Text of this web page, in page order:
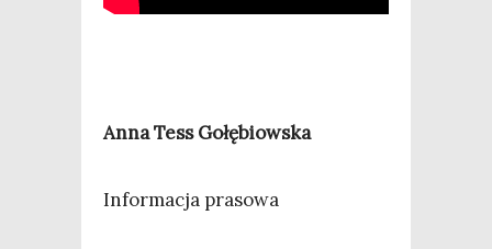
Anna Tess Gołębiowska
Infor­ma­cja prasowa